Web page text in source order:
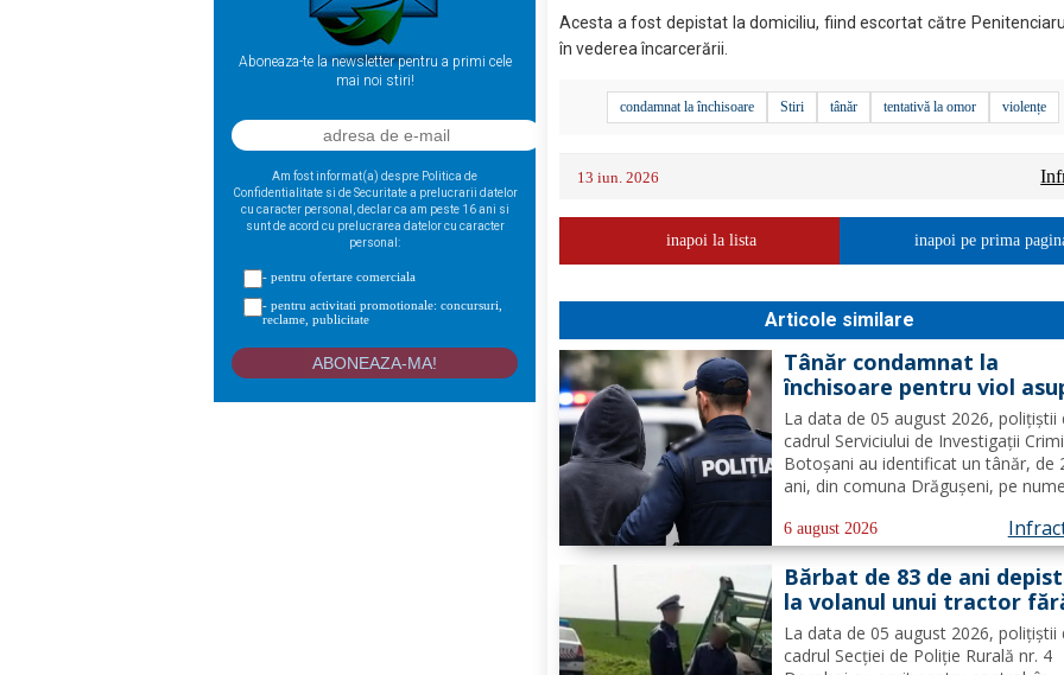
Aboneaza-te la newsletter pentru a primi cele
mai noi stiri!
Am fost informat(a) despre Politica de
Confidentialitate si de Securitate a prelucrarii datelor
cu caracter personal, declar ca am peste 16 ani si
sunt de acord cu prelucrarea datelor cu caracter
personal:
- pentru ofertare comerciala
- pentru activitati promotionale: concursuri,
reclame, publicitate
Acesta a fost depistat la domiciliu, fiind escortat către
în vederea încarcerării.
condamnat la închisoare Stiri tânăr tentativă la omor violențe
13 iun. 2026
inapoi la lista inapoi pe prima
Articole similare
Tânăr condamnat la
închisoare pentru viol
unui minor și pornografie
infantilă, identificat de
polițiști
La data de 05 august 2026, polițiștii
cadrul Serviciului de Investigații
Botoșani au identificat un tânăr, de
ani, din comuna Drăgușeni, pe
mandat de executare a pedepsei cu
închisoarea. Tânărul a fost
4 ani și 5 luni de...
6 august 2026
Bărbat de 83 de ani
la volanul unui tractor
deține permis de
La data de 05 august 2026, polițiștii
cadrul Secției de Poliție Rurală nr. 4